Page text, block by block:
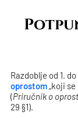
Razdoblje od 1.
oprostom„koji
(Priručnik o
29 §1).